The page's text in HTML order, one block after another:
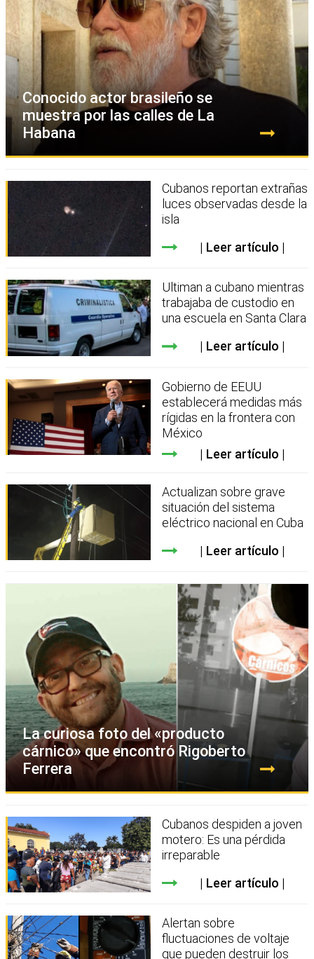
Conocido actor brasileño se
muestra por las calles de La
Habana
Cubanos reportan extrañas
luces observadas desde la
isla
Leer artículo
Ultiman a cubano mientras
trabajaba de custodio en
una escuela en Santa Clara
Leer artículo
Gobierno de EEUU
establecerá medidas más
rígidas en la frontera con
México
Leer artículo
Actualizan sobre grave
situación del sistema
eléctrico nacional en Cuba
Leer artículo
La curiosa foto del «producto
cárnico» que encontró Rigoberto
Ferrera
Cubanos despiden a joven
motero: Es una pérdida
irreparable
Leer artículo
Alertan sobre
fluctuaciones de voltaje
que pueden destruir los